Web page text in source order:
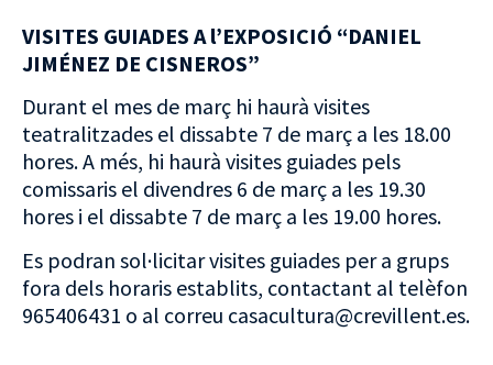
VISITES GUIADES A l’EXPOSICIÓ “DANIEL
JIMÉNEZ DE CISNEROS”
Durant el mes de març hi haurà visites
teatralitzades el dissabte 7 de març a les 18.00
hores. A més, hi haurà visites guiades pels
comissaris el divendres 6 de març a les 19.30
hores i el dissabte 7 de març a les 19.00 hores.
Es podran sol·licitar visites guiades per a grups
fora dels horaris establits, contactant al telèfon
965406431 o al correu casacultura@crevillent.es.